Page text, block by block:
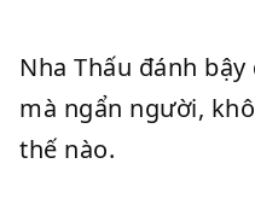
Nha Thấu đánh
mà ngẩn người,
thế nào.